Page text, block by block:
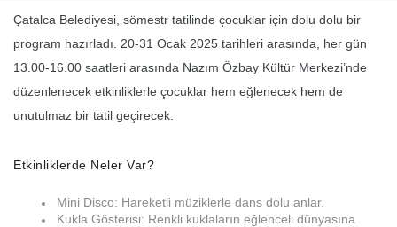
Çatalca Belediyesi, sömestr tatilinde çocuklar için dolu dolu bir
program hazırladı. 20-31 Ocak 2025 tarihleri arasında, her gün
13.00-16.00 saatleri arasında Nazım Özbay Kültür Merkezi’nde
düzenlenecek etkinliklerle çocuklar hem eğlenecek hem de
unutulmaz bir tatil geçirecek.
Etkinliklerde Neler Var?
Mini Disco: Hareketli müziklerle dans dolu anlar.
Kukla Gösterisi: Renkli kuklaların eğlenceli dünyasına